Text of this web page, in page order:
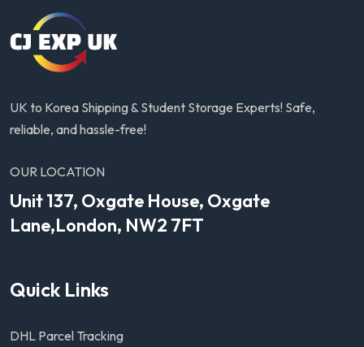
UK to Korea Shipping & Student Storage Experts! Safe,
reliable, and hassle-free!
OUR LOCATION
Unit 137, Oxgate House, Oxgate
Lane,London, NW2 7FT
Quick Links
DHL Parcel Tracking